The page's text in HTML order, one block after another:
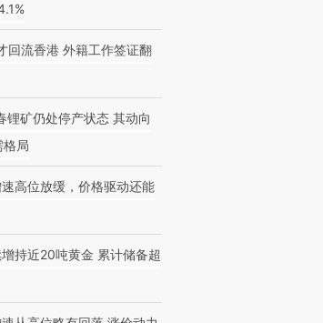
线｜被称为“蟑螂”的印
Z世代 用街头抗争将教
视线｜“入侵”还是“人道危
机”？难民潮撕裂西班牙
回流香港 外籍工作签证翻
锂矿仍处停产状态 其动向
格局
高位放缓，价格驱动还能
持近20吨黄金 累计储备超